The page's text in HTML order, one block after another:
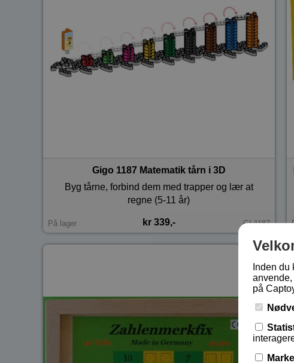
Gigo 1187 Matematik tårn i 3D
Byg tårne, forbind dem med trapper og lær at
regne (5-11 år)
På lager kr 339,- GI-1187
Inden
på